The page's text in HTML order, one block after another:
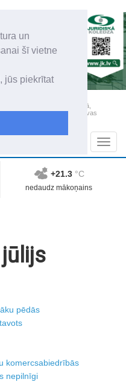
un
šī vietne
jūs piekrītat
visā Dienvidlatgalē un Sēlijā,
valstspilsētu, Augšdaugavas
+21.3 °C
nedaudz mākoņains
pēdās
komercsabiedrībās
nepilnīgi